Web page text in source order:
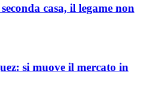
casa, il legame non
si muove il mercato in